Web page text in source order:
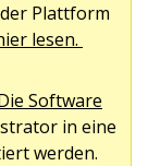
Plattform
lesen.
Software
in eine
werden.